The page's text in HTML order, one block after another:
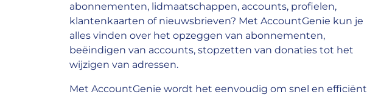
abonnementen, lidmaatschappen, accounts, profielen,
klantenkaarten of nieuwsbrieven? Met AccountGenie kun je
alles vinden over het opzeggen van abonnementen,
beëindigen van accounts, stopzetten van donaties tot het
wijzigen van adressen.
Met AccountGenie wordt het eenvoudig om snel en efficiënt